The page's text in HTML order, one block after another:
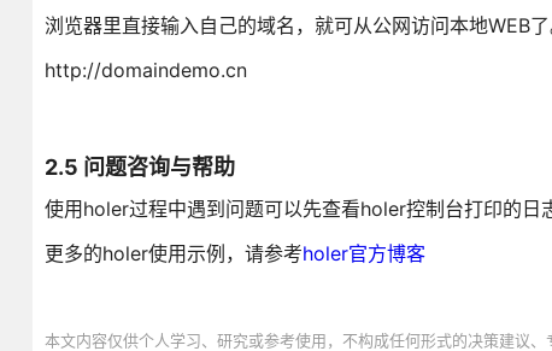
浏览器里直接输入自己的域名，就可从公网访问本地WEB了
http://domaindemo.cn
2.5 问题咨询与帮助
使用holer过程中遇到问题可以先查看holer控制台打印的日
更多的holer使用示例，请参考holer官方博客
本文内容仅供个人学习、研究或参考使用，不构成任何形式的决策建议